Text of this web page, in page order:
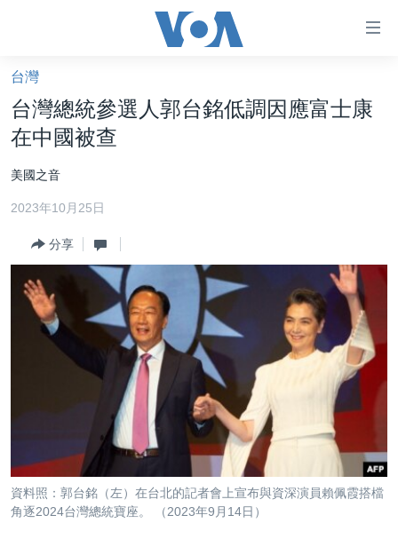
礙
鏈
接
轉
內
美國大選2024
海外港人
新聞自由
揭謊頻道
視頻
每日視頻新聞
音頻
台灣
台灣總統參選人郭台銘低調因應富士康
在中國被查
美國之音
2023年10月25日
分享
資料照：郭台銘（左）在台北的記者會上宣布與資深演員賴佩霞搭檔
角逐2024台灣總統寶座。 （2023年9月14日）